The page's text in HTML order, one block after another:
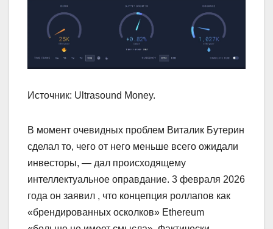
Источник: Ultrasound Money.
В момент очевидных проблем Виталик Бутерин
сделал то, чего от него меньше всего ожидали
инвесторы, — дал происходящему
интеллектуальное оправдание. 3 февраля 2026
года он заявил , что концепция роллапов как
«брендированных осколков» Ethereum